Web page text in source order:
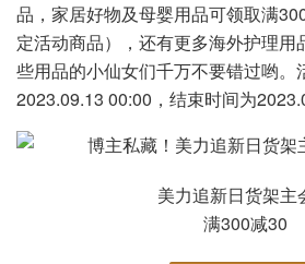
品，家居好物及母婴用品可领取满
定活动商品），还有更多海外护理用
些用品的小仙女们千万不要错过哟。
2023.09.13 00:00，结束时间为
美力追新日货架主
满300减30